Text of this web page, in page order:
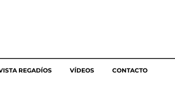
REGADÍOS VÍDEOS CONTACTO